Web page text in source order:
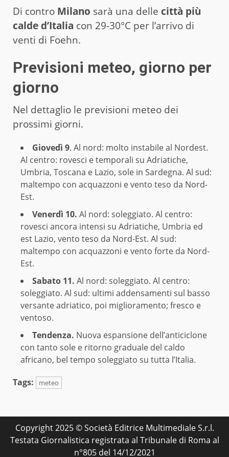
Di contro Milano sarà una delle città più
calde d’Italia con 29-30°C per l’arrivo di
venti di Foehn.
Previsioni meteo, giorno per
giorno
Nel dettaglio le previsioni meteo dei
prossimi giorni.
Giovedì 9. Al nord: molto instabile al Nordest.
Al centro: rovesci e temporali su Adriatiche,
Umbria, Toscana e Lazio, sole in Sardegna. Al sud:
maltempo con acquazzoni e vento teso da Nord-
Est.
Venerdì 10. Al nord: soleggiato. Al centro:
rovesci ancora intensi su Adriatiche, Umbria ed
est Lazio, vento teso da Nord-Est. Al sud:
maltempo con acquazzoni e vento forte da Nord-
Est.
Sabato 11. Al nord: soleggiato. Al centro:
soleggiato. Al sud: ultimi addensamenti sul basso
versante adriatico, poi miglioramento; fresco e
ventoso.
Tendenza. Nuova espansione dell’anticiclone
con tanto sole e ritorno graduale del caldo
africano, bel tempo soleggiato su tutta l’Italia.
Tags:
meteo
Copyright 2025 © Società Editrice Multimediale S.r.l.
Testata Giornalistica registrata al Tribunale di Roma al
n°805 del 14/12/2021